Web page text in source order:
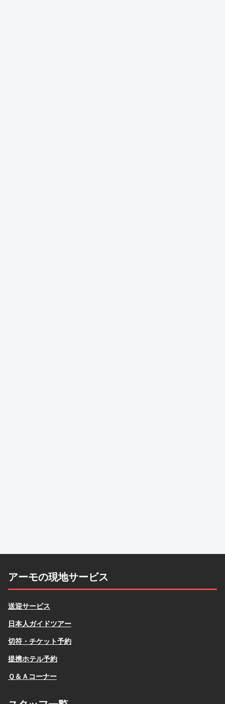
アーモの現地サービス
送迎サービス
日本人ガイドツアー
切符・チケット予約
提携ホテル予約
Ｑ＆Ａコーナー